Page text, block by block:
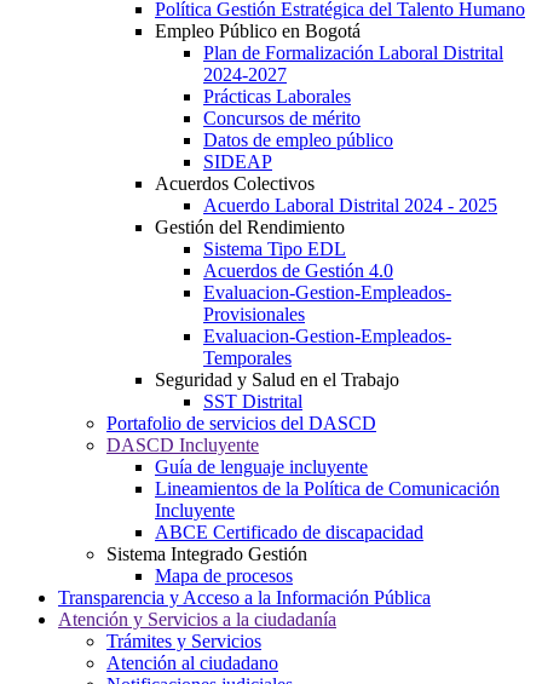
Política Gestión Estratégica del Talento Humano
Empleo Público en Bogotá
Plan de Formalización Laboral Distrital
2024-2027
Prácticas Laborales
Concursos de mérito
Datos de empleo público
SIDEAP
Acuerdos Colectivos
Acuerdo Laboral Distrital 2024 - 2025
Gestión del Rendimiento
Sistema Tipo EDL
Acuerdos de Gestión 4.0
Evaluacion-Gestion-Empleados-
Provisionales
Evaluacion-Gestion-Empleados-
Temporales
Seguridad y Salud en el Trabajo
SST Distrital
Portafolio de servicios del DASCD
DASCD Incluyente
Guía de lenguaje incluyente
Lineamientos de la Política de Comunicación
Incluyente
ABCE Certificado de discapacidad
Sistema Integrado Gestión
Mapa de procesos
Transparencia y Acceso a la Información Pública
Atención y Servicios a la ciudadanía
Trámites y Servicios
Atención al ciudadano